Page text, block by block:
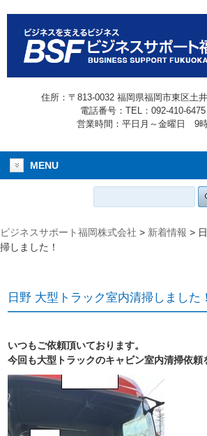
住所：〒813-0032 福岡県福岡市東区土
電話番号：TEL：092-410-6475
営業時間：平日月～金曜日 9
MENU
ビジネスサポート福岡株式会社 > 新着情報 >
掃しました！
日野 大型トラック室内清掃しました！
いつもご依頼頂いております。
今回も大型トラックのキャビン室内清掃依頼